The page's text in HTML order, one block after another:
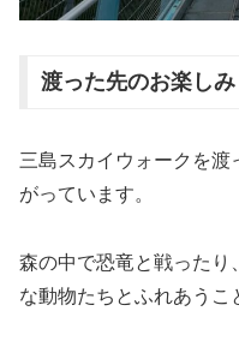
渡った先のお楽しみ
三島スカイウォークを渡
がっています。
森の中で恐竜と戦ったり
な動物たちとふれあうこ